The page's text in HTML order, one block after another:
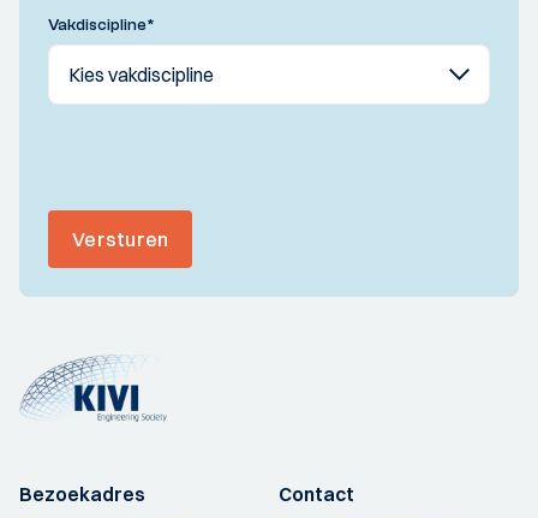
Vakdiscipline*
Versturen
Bezoekadres
Contact